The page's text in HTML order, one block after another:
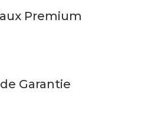
Premium
Garantie